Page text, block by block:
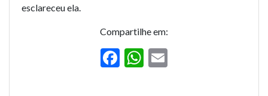
esclareceu ela.
Compartilhe em:
F W